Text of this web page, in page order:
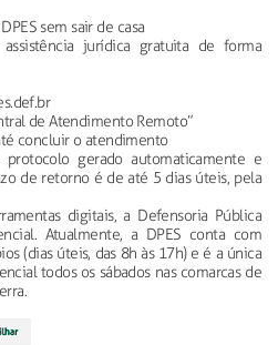
sem sair de casa
jurídica gratuita de forma
de Atendimento Remoto”
concluir o atendimento
gerado automaticamente e
de retorno é de até 5 dias úteis, pela
digitais, a Defensoria Pública
Atualmente, a DPES conta com
(dias úteis, das 8h às 17h) e é a única
todos os sábados nas comarcas de